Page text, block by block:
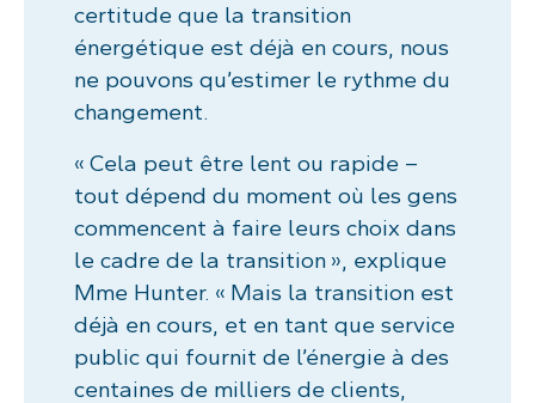
certitude que la transition
énergétique est déjà en cours, nous
ne pouvons qu’estimer le rythme du
changement.
« Cela peut être lent ou rapide –
tout dépend du moment où les gens
commencent à faire leurs choix dans
le cadre de la transition », explique
Mme Hunter. « Mais la transition est
déjà en cours, et en tant que service
public qui fournit de l’énergie à des
centaines de milliers de clients,